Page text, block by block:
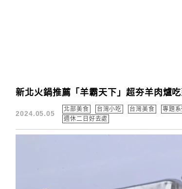
新北火鍋推薦「羊霸天下」超夯羊肉爐
2024.05.05
北部美食 台灣小吃 台灣美食 專題系
週休二日好去處